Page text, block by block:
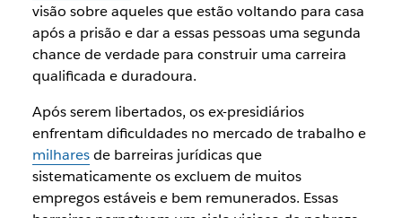
PayPal, Asana e Stash se juntam como parceiros
contratantes
Autor: By the team at Slack
30 de setembro de 2025
visão sobre aqueles que estão voltando para casa
após a prisão e dar a essas pessoas uma segunda
chance de verdade para construir uma carreira
qualificada e duradoura.
Após serem libertados, os ex-presidiários
enfrentam dificuldades no mercado de trabalho e
milharesde barreiras jurídicas que
sistematicamente os excluem de muitos
empregos estáveis e bem remunerados. Essas